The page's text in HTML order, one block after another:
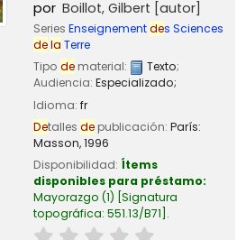
por Boillot, Gilbert [autor]
Series Enseignementdes Sciences
dela Terre
Tipo dematerial: Texto;
Audiencia: Especializado;
Idioma: fr
Detalles depublicación: París:
Masson,1996
Disponibilidad: Ítems
disponibles para préstamo:
Mayorazgo (1) Signatura
topográfica: 551.13/B71 .